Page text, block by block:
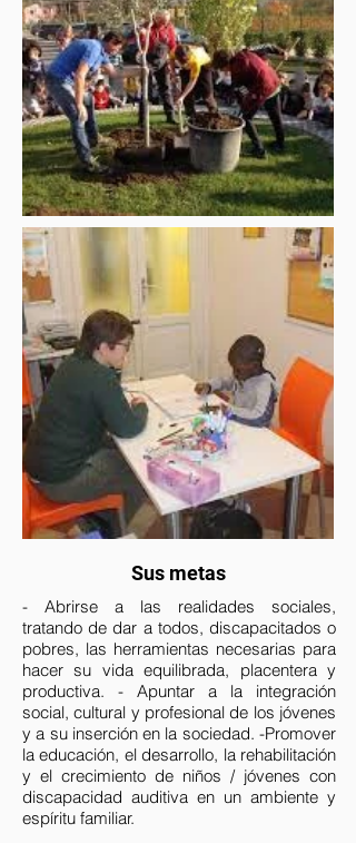
Sus metas
- Abrirse a las realidades sociales,
tratando de dar a todos, discapacitados o
pobres, las herramientas necesarias para
hacer su vida equilibrada, placentera y
productiva. - Apuntar a la integración
social, cultural y profesional de los jóvenes
y a su inserción en la sociedad. -Promover
la educación, el desarrollo, la rehabilitación
y el crecimiento de niños / jóvenes con
discapacidad auditiva en un ambiente y
espíritu familiar.